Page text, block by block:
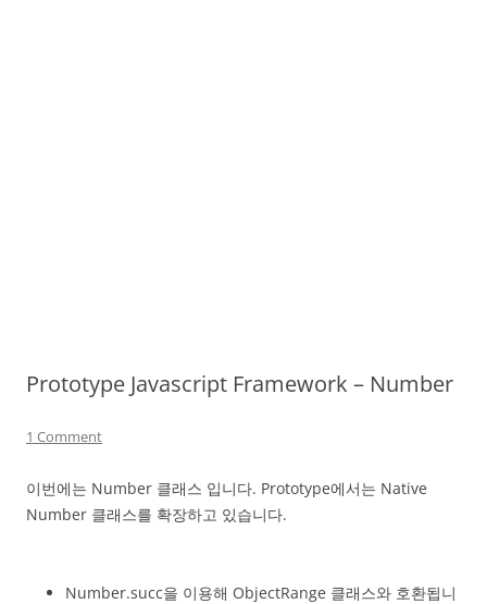
Prototype Javascript Framework – Number
1 Comment
이번에는 Number 클래스 입니다. Prototype에서는 Native
Number 클래스를 확장하고 있습니다.
Number.succ을 이용해 ObjectRange 클래스와 호환됩니